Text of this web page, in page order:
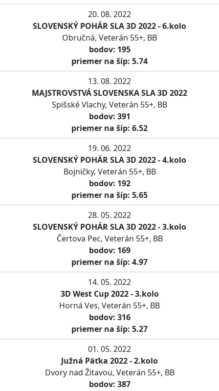
20. 08. 2022
SLOVENSKÝ POHÁR SLA 3D 2022 - 6.kolo
Obručná, Veterán 55+, BB
bodov: 195
priemer na šíp: 5.74
13. 08. 2022
MAJSTROVSTVÁ SLOVENSKA SLA 3D 2022
Spišské Vlachy, Veterán 55+, BB
bodov: 391
priemer na šíp: 6.52
19. 06. 2022
SLOVENSKÝ POHÁR SLA 3D 2022 - 4.kolo
Bojničky, Veterán 55+, BB
bodov: 192
priemer na šíp: 5.65
28. 05. 2022
SLOVENSKÝ POHÁR SLA 3D 2022 - 3.kolo
Čertova Pec, Veterán 55+, BB
bodov: 169
priemer na šíp: 4.97
14. 05. 2022
3D West Cup 2022 - 3.kolo
Horná Ves, Veterán 55+, BB
bodov: 316
priemer na šíp: 5.27
01. 05. 2022
Južná Päťka 2022 - 2.kolo
Dvory nad Žitavou, Veterán 55+, BB
bodov: 387